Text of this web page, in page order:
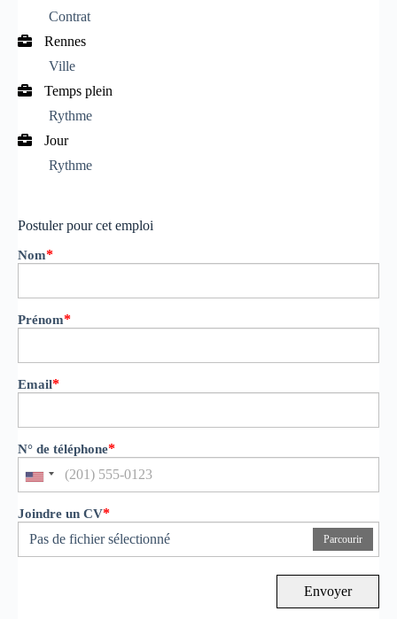
Contrat
Rennes
Ville
Temps plein
Rythme
Jour
Rythme
Postuler pour cet emploi
Nom*
Prénom*
Email*
N° de téléphone*
Joindre un CV*
Pas de fichier sélectionné
Parcourir
Envoyer